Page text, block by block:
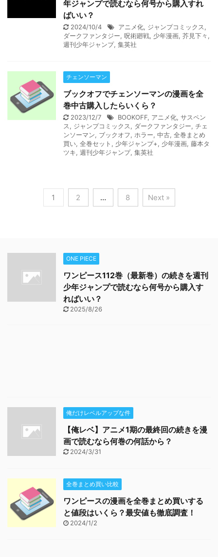
年ジャンプで読むなら何号から購入すれ
ばいい？
2024/10/4 アニメ化, ジャンプコミックス,
ダークファンタジー, 呪術廻戦, 少年漫画, 芥見下々 ,
週刊少年ジャンプ, 集英社
チェンソーマン
ブックオフでチェンソーマンの漫画を全
巻中古購入したらいくら？
2023/12/7 BOOKOFF, アニメ化, サスペン
ス, ジャンプコミックス, ダークファンタジー, チェ
ンソーマン, ブックオフ, ホラー, 中古, 全巻まとめ
買い, 全巻セット , 少年ジャンプ+, 少年漫画, 藤本タ
ツキ, 週刊少年ジャンプ, 集英社
1 2 … 8 Next »
ONE PIECE
ワンピース112巻（最新巻）の続きを週刊
少年ジャンプで読むなら何号から購入す
ればいい？
2025/8/26
俺だけレベルアップな件
【俺レベ】アニメ1期の最終回の続きを漫
画で読むなら何巻の何話から？
2024/3/31
全巻まとめ買い比較
ワンピースの漫画を全巻まとめ買いする
と値段はいくら？最安値も徹底調査！
2024/1/2